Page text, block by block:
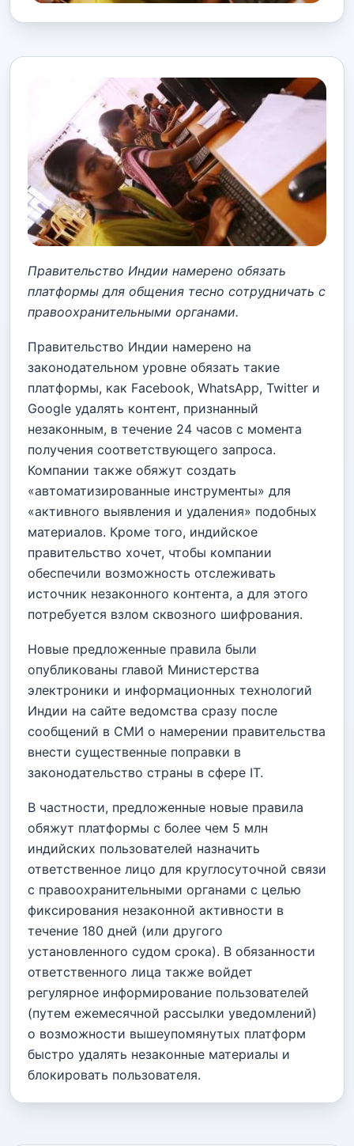
Правительство Индии намерено обязать
платформы для общения тесно сотрудничать с
правоохранительными органами.
Правительство Индии намерено на
законодательном уровне обязать такие
платформы, как Facebook, WhatsApp, Twitter и
Google удалять контент, признанный
незаконным, в течение 24 часов с момента
получения соответствующего запроса.
Компании также обяжут создать
«автоматизированные инструменты» для
«активного выявления и удаления» подобных
материалов. Кроме того, индийское
правительство хочет, чтобы компании
обеспечили возможность отслеживать
источник незаконного контента, а для этого
потребуется взлом сквозного шифрования.
Новые предложенные правила были
опубликованы главой Министерства
электроники и информационных технологий
Индии на сайте ведомства сразу после
сообщений в СМИ о намерении правительства
внести существенные поправки в
законодательство страны в сфере IT.
В частности, предложенные новые правила
обяжут платформы с более чем 5 млн
индийских пользователей назначить
ответственное лицо для круглосуточной связи
с правоохранительными органами с целью
фиксирования незаконной активности в
течение 180 дней (или другого
установленного судом срока). В обязанности
ответственного лица также войдет
регулярное информирование пользователей
(путем ежемесячной рассылки уведомлений)
о возможности вышеупомянутых платформ
быстро удалять незаконные материалы и
блокировать пользователя.